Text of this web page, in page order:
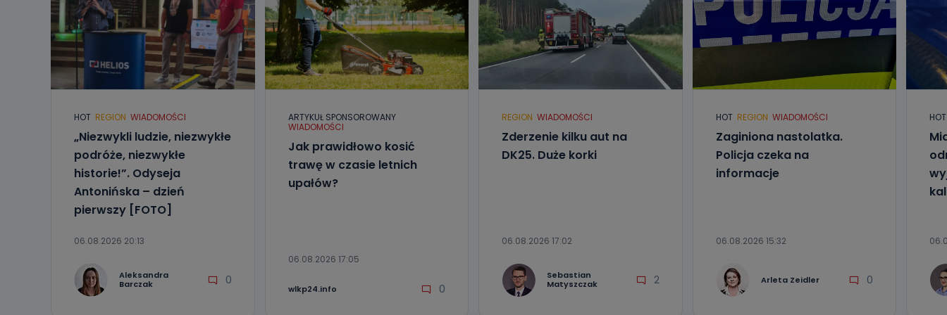
HOT REGION WIADOMOŚCI
„Niezwykli ludzie, niezwykłe
podróże, niezwykłe
historie!”. Odyseja
Antonińska – dzień
pierwszy [FOTO]
06.08.2026 20:13
Aleksandra
Barczak
0
ARTYKUŁ SPONSOROWANY
WIADOMOŚCI
Jak prawidłowo kosić
trawę w czasie letnich
upałów?
06.08.2026 17:05
wlkp24.info 0
REGION WIADOMOŚCI
Zderzenie kilku aut na
DK25. Duże korki
06.08.2026 17:02
Sebastian
Matyszczak
2
HOT REGION WIADOMOŚCI
Zaginiona nastolatka.
Policja czeka na
informacje
06.08.2026 15:32
Arleta Zeidler 0
HOT